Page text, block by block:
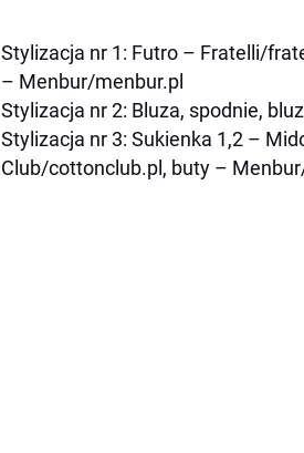
Stylizacja nr 1: Futro – Fratelli/
– Menbur/menbur.pl
Stylizacja nr 2: Bluza, spodnie,
Stylizacja nr 3: Sukienka 1,2 –
Club/cottonclub.pl, buty –